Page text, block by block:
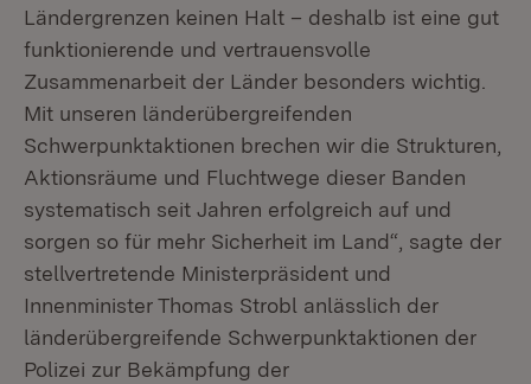
Ländergrenzen keinen Halt – deshalb ist eine gut
funktionierende und vertrauensvolle
Zusammenarbeit der Länder besonders wichtig.
Mit unseren länderübergreifenden
Schwerpunktaktionen brechen wir die Strukturen,
Aktionsräume und Fluchtwege dieser Banden
systematisch seit Jahren erfolgreich auf und
sorgen so für mehr Sicherheit im Land“, sagte der
stellvertretende Ministerpräsident und
Innenminister Thomas Strobl anlässlich der
länderübergreifende Schwerpunktaktionen der
Polizei zur Bekämpfung der